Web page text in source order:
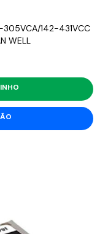
142-431VCC
WELL